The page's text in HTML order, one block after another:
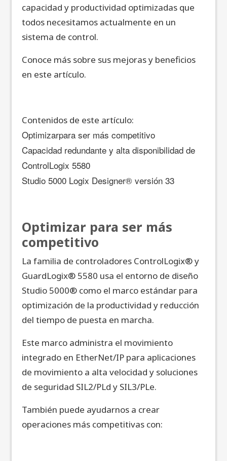
capacidad y productividad optimizadas que
todos necesitamos actualmente en un
sistema de control.
Conoce más sobre sus mejoras y beneficios
en este artículo.
Contenidos de este artículo:
Optimizarpara ser más competitivo
Capacidad redundante y alta disponibilidad de
ControlLogix 5580
Studio 5000 Logix Designer® versión 33
Optimizar para ser más
competitivo
La familia de controladores ControlLogix® y
GuardLogix® 5580 usa el entorno de diseño
Studio 5000® como el marco estándar para
optimización de la productividad y reducción
del tiempo de puesta en marcha.
Este marco administra el movimiento
integrado en EtherNet/IP para aplicaciones
de movimiento a alta velocidad y soluciones
de seguridad SIL2/PLd y SIL3/PLe.
También puede ayudarnos a crear
operaciones más competitivas con: